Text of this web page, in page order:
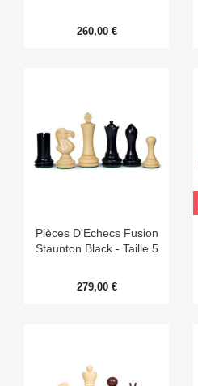
260,00 €
Pièces D'Echecs Fusion
Staunton Black - Taille 5
279,00 €